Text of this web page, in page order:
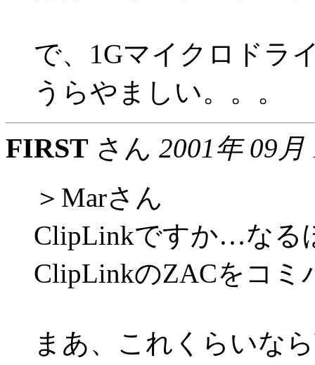
で、1Gマイクロドラ
うらやましい。。。
FIRST さん 2001年 09月
＞Marさん
ClipLinkですか…なる
ClipLinkのZACをコミ
まあ、これくらいな